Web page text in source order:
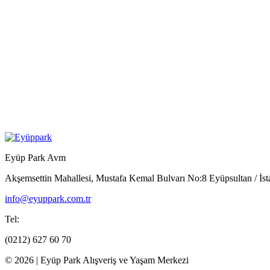
Eyüp Park Avm
Akşemsettin Mahallesi, Mustafa Kemal Bulvarı No:8 Eyüpsultan /
info@eyuppark.com.tr
Tel:
(0212) 627 60 70
© 2026 | Eyüp Park Alışveriş ve Yaşam Merkezi